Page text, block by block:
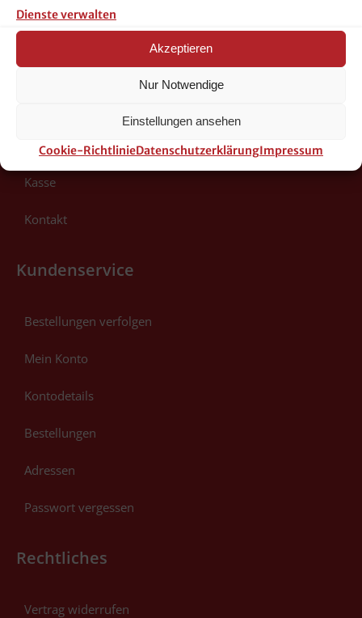
Dienste verwalten
Akzeptieren
Nur Notwendige
Einstellungen ansehen
Cookie-RichtlinieDatenschutzerklärungImpressum
Navigation
Startseite
Warenkorb
Kasse
Kontakt
Kundenservice
Bestellungen verfolgen
Mein Konto
Kontodetails
Bestellungen
Adressen
Passwort vergessen
Rechtliches
Vertrag widerrufen